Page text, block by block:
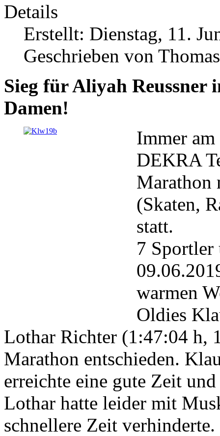
Details
Erstellt: Dienstag, 11.
Geschrieben von
Sieg für Aliyah Reussner
Damen!
Immer
DEKRA
Marathon
(Skaten,
statt.
7 Sportler
warmen
Oldies
Lothar Richter (1:47:04 h,
Marathon entschieden.
erreichte eine gute Zeit
Lothar hatte leider mit
schnellere Zeit verhinderte.